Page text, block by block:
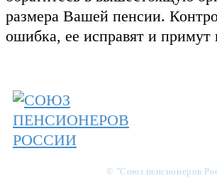
размера Вашей пенсии.
ошибка, ее исправят и
© "Союз пенсионеров